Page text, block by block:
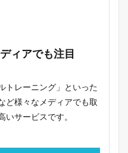
ィアでも注目
トレーニング」といった
ど様々なメディアでも取
いサービスです。